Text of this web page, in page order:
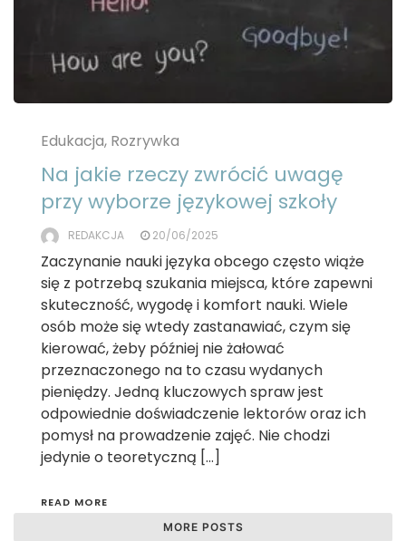
Edukacja, Rozrywka
Na jakie rzeczy zwrócić uwagę
przy wyborze językowej szkoły
REDAKCJA 20/06/2025
Zaczynanie nauki języka obcego często wiąże
się z potrzebą szukania miejsca, które zapewni
skuteczność, wygodę i komfort nauki. Wiele
osób może się wtedy zastanawiać, czym się
kierować, żeby później nie żałować
przeznaczonego na to czasu wydanych
pieniędzy. Jedną kluczowych spraw jest
odpowiednie doświadczenie lektorów oraz ich
pomysł na prowadzenie zajęć. Nie chodzi
jedynie o teoretyczną […]
READ MORE
MORE POSTS